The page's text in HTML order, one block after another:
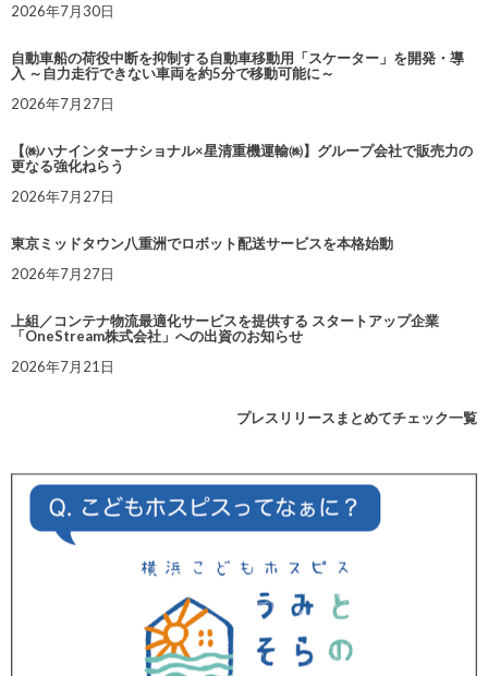
2026年7月30日
自動車船の荷役中断を抑制する自動車移動用「スケーター」を開発・導
入 ～自力走行できない車両を約5分で移動可能に～
2026年7月27日
【㈱ハナインターナショナル×星清重機運輸㈱】グループ会社で販売力の
更なる強化ねらう
2026年7月27日
東京ミッドタウン八重洲でロボット配送サービスを本格始動
2026年7月27日
上組／コンテナ物流最適化サービスを提供する スタートアップ企業
「OneStream株式会社」への出資のお知らせ
2026年7月21日
プレスリリースまとめてチェック一覧